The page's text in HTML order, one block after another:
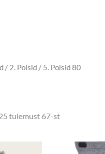
/ 2. Poisid / 5. Poisid 80
tulemust 67-st